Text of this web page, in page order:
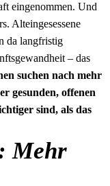
eingenommen. Und
Alteingesessene
da langfristig
– das
suchen nach mehr
gesunden, offenen
sind, als das
Mehr